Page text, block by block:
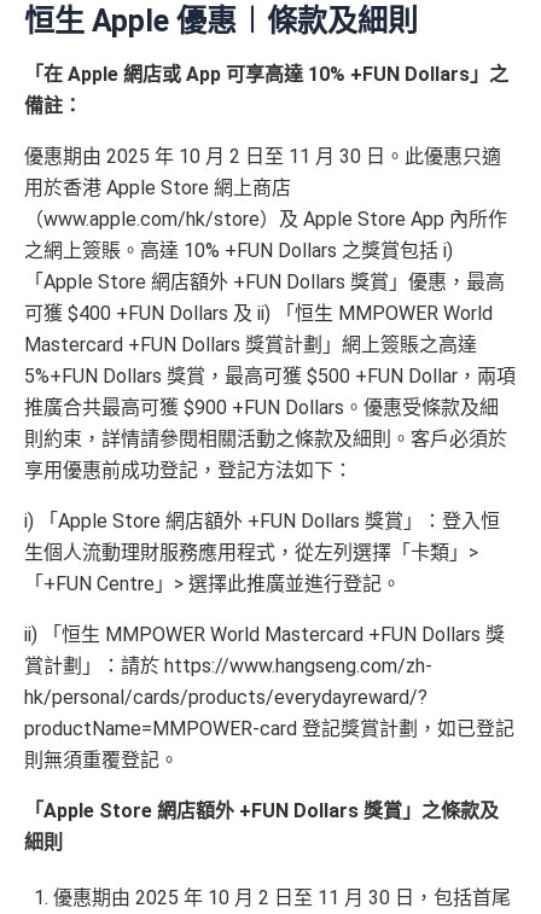
容易批卡，入息要求親民
同大型積分計劃合作，於yuu合作商戶簽賬有高達額外
4x積分
寫到明永久免年費^！
持續地有優惠，餐飲零售入油都不時有優惠，仲會有
一日快閃折扣
耐唔耐有高折扣Agoda code用→Agoda code酒店折扣
代碼
^有關 申請恒生 enJoy 卡之注意事項及申請人聲明詳情（按
此）
❎缺點
唔中特選商戶簽賬回贈0.5%，唔算太吸引
交學費可享 2.4% +FUN Dollars 回贈優惠！(額外回贈
上限高達$200 +FUN dollars，需登記
https://bit.ly/3JfC
7hH)
容易批卡，學生都申請得！
新客戶享迎新享有$700 +FUN Dollars
現有客戶迎新都有$300 +FUN Dollars
全日制學生迎新都有$300 +FUN Dollars
專有校園優惠
憑卡簽賬之部份金額將捐贈母校，用以資助大學 / 大專
院校發展
有永久免年費優惠
❎缺點
無得換里數
日常簽賬回贈0.4%，唔算太吸引，但可以攞咗做第一
張卡先，到時再拎其他恒生卡都易啲
積分每年續期月計有效期24個月
恒生 Apple 優惠︱條款及細則
「在 Apple 網店或 App 可享高達 10% +FUN Dollars」之
備註：
優惠期由 2025 年 10 月 2 日至 11 月 30 日。此優惠只適
用於香港 Apple Store 網上商店
（www.apple.com/hk/store）及 Apple Store App 內所作
之網上簽賬。高達 10% +FUN Dollars 之獎賞包括 i)
「Apple Store 網店額外 +FUN Dollars 獎賞」優惠，最高
可獲 $400 +FUN Dollars 及 ii) 「恒生 MMPOWER World
Mastercard +FUN Dollars 獎賞計劃」網上簽賬之高達
5%+FUN Dollars 獎賞，最高可獲 $500 +FUN Dollar，兩項
推廣合共最高可獲 $900 +FUN Dollars。優惠受條款及細
則約束，詳情請參閱相關活動之條款及細則。客戶必須於
享用優惠前成功登記，登記方法如下：
i) 「Apple Store 網店額外 +FUN Dollars 獎賞」：登入恒
生個人流動理財服務應用程式，從左列選擇「卡類」>
「+FUN Centre」> 選擇此推廣並進行登記。
ii) 「恒生 MMPOWER World Mastercard +FUN Dollars 獎
賞計劃」：請於 https://www.hangseng.com/zh-
hk/personal/cards/products/everydayreward/?
productName=MMPOWER-card 登記獎賞計劃，如已登記
則無須重覆登記。
「Apple Store 網店額外 +FUN Dollars 獎賞」之條款及
細則
優惠期由 2025 年 10 月 2 日至 11 月 30 日，包括首尾